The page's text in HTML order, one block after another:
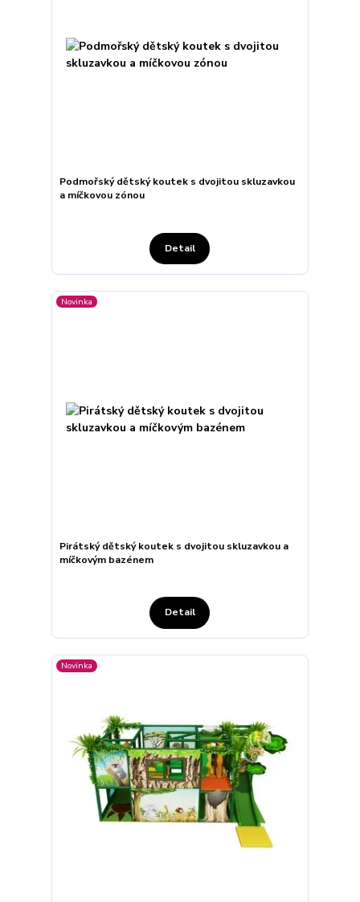
Podmořský dětský koutek s dvojitou skluzavkou
a míčkovou zónou
Detail
Novinka
Pirátský dětský koutek s dvojitou skluzavkou a
míčkovým bazénem
Detail
Novinka